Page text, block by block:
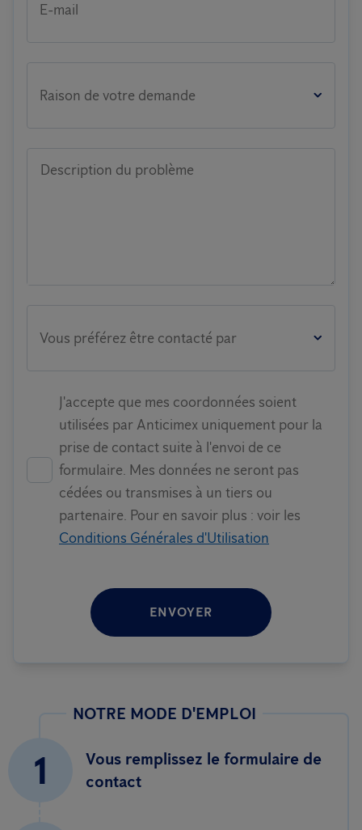
E-mail
Raison de votre demande
Description du problème
Vous préférez être contacté par
J'accepte que mes coordonnées soient
utilisées par Anticimex uniquement pour la
prise de contact suite à l'envoi de ce
formulaire. Mes données ne seront pas
cédées ou transmises à un tiers ou
partenaire. Pour en savoir plus : voir les
Conditions Générales d'Utilisation
ENVOYER
NOTRE MODE D'EMPLOI
1
Vous remplissez le formulaire de
contact